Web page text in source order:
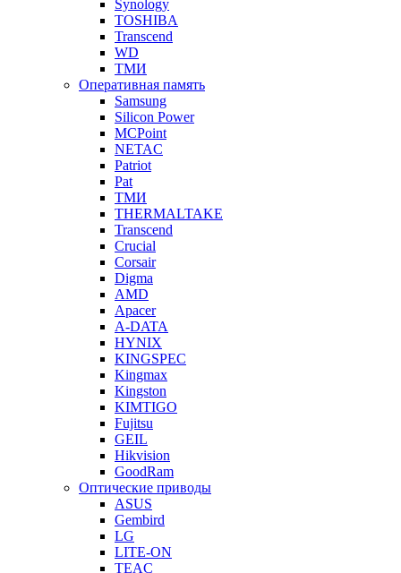
Synology
TOSHIBA
Transcend
WD
ТМИ
Оперативная память
Samsung
Silicon Power
MCPoint
NETAC
Patriot
Pat
ТМИ
THERMALTAKE
Transcend
Crucial
Corsair
Digma
AMD
Apacer
A-DATA
HYNIX
KINGSPEC
Kingmax
Kingston
KIMTIGO
Fujitsu
GEIL
Hikvision
GoodRam
Оптические приводы
ASUS
Gembird
LG
LITE-ON
TEAC